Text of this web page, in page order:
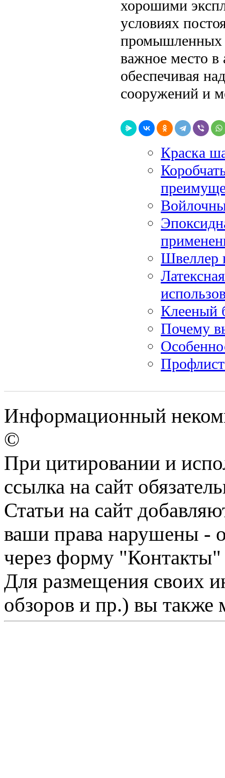
хорошими
условиях
промышленных
важное место в
обеспечивая
сооружений и
Краска
Швеллер
Клееный
Почему
Информационный
©
При цитировании и
ссылка на сайт
Статьи на сайт
ваши права нарушены -
через форму "Контакты"
Для размещения своих
обзоров и пр.) вы также